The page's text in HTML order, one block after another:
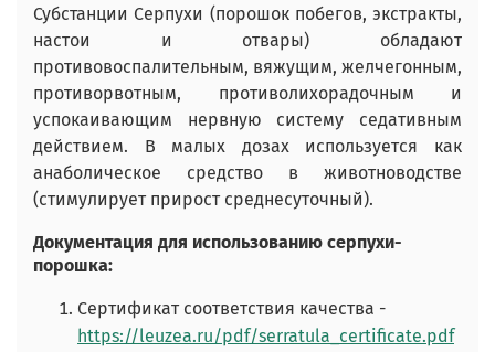
Субстанции Серпухи (порошок побегов, экстракты,
настои и отвары) обладают
противовоспалительным, вяжущим, желчегонным,
противорвотным, противолихорадочным и
успокаивающим нервную систему седативным
действием. В малых дозах используется как
анаболическое средство в животноводстве
(стимулирует прирост среднесуточный).
Документация для использованию серпухи-
порошка:
Сертификат соответствия качества -
https://leuzea.ru/pdf/serratula_certificate.pdf